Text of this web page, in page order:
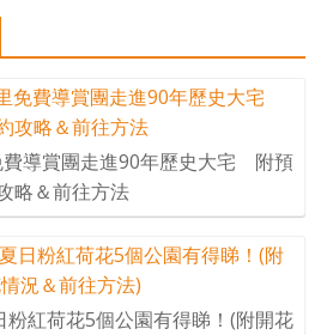
費導賞團走進90年歷史大宅 附預
略＆前往方法
紅荷花5個公園有得睇！(附開花